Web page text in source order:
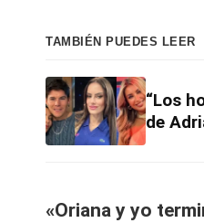
a
C
V
TAMBIÉN PUEDES LEER
“Los
de
«Oriana y yo